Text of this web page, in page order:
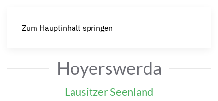
Zum Hauptinhalt springen
Hoyerswerda
Lausitzer Seenland